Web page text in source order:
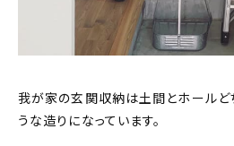
我が家の玄関収納は土間とホールど
うな造りになっています。